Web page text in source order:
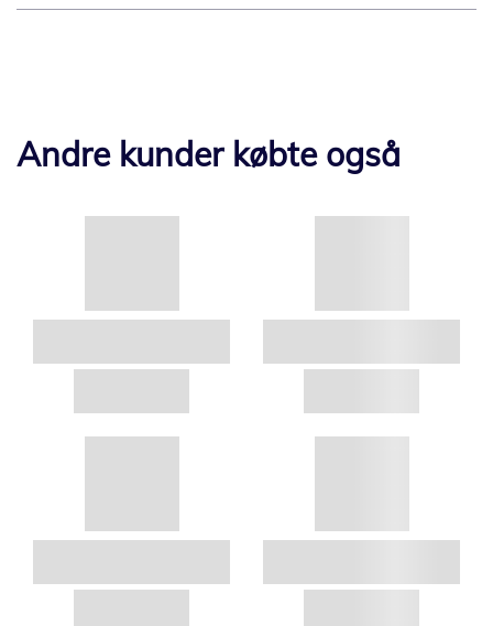
Andre kunder købte også